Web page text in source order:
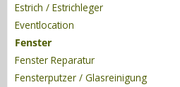
Estrich / Estrichleger
Eventlocation
Fenster
Fenster Reparatur
Fensterputzer / Glasreinigung